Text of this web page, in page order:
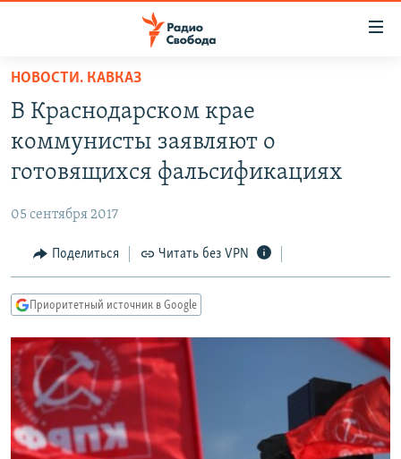
упрощенного
доступа
основному
Вернутся
Вернутся
поиску
ПОДКАСТЫ
АВТОРСКИЕ ПРОЕКТЫ
МНЕНИЯ
КУЛЬТУРА
КАВКАЗ.РЕАЛИИ
СЕВЕР.РЕАЛИИ
СИБИРЬ.РЕАЛИИ
РАСПИСАНИЕ ВЕЩАНИЯ
ПОДПИШИТЕСЬ НА РАССЫЛКУ
НОВОСТИ. КАВКАЗ
В Краснодарском крае
коммунисты заявляют о
готовящихся фальсификациях
05 сентября 2017
Поделиться Читать без VPN
Приоритетный источник в Google